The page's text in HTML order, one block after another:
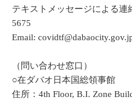
テキストメッセージによる連
5675
Email:
（問い合わせ窓口）
○在ダバオ日本国総領事館
住所：4th Floor, B.I. Zone